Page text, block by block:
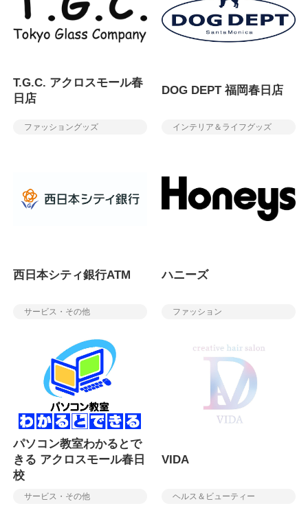
T.G.C. アクロスモール春
日店
ファッショングッズ
DOG DEPT 福岡春日店
インテリア＆ライフグッズ
西日本シティ銀行ATM
サービス・その他
ハニーズ
ファッション
パソコン教室わかるとで
きる アクロスモール春日
校
サービス・その他
VIDA
ヘルス＆ビューティー